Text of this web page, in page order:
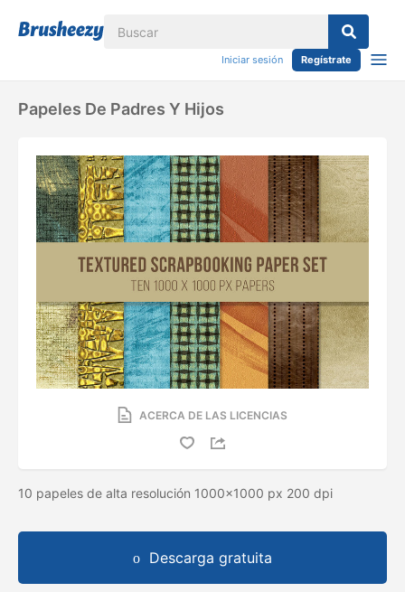
Iniciar sesión Regístrate
Papeles De Padres Y Hijos
ACERCA DE LAS LICENCIAS
10 papeles de alta resolución 1000x1000 px 200 dpi
Descarga gratuita